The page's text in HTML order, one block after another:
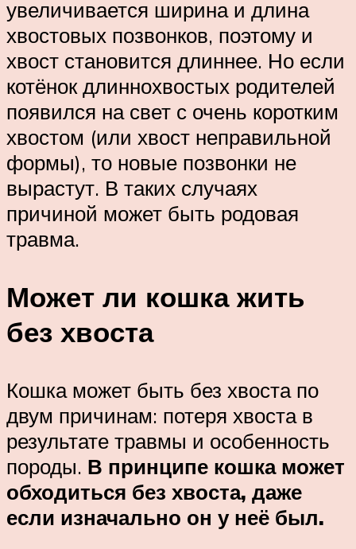
увеличивается ширина и длина
хвостовых позвонков, поэтому и
хвост становится длиннее. Но если
котёнок длиннохвостых родителей
появился на свет с очень коротким
хвостом (или хвост неправильной
формы), то новые позвонки не
вырастут. В таких случаях
причиной может быть родовая
травма.
Может ли кошка жить
без хвоста
Кошка может быть без хвоста по
двум причинам: потеря хвоста в
результате травмы и особенность
породы. В принципе кошка может
обходиться без хвоста, даже
если изначально он у неё был.